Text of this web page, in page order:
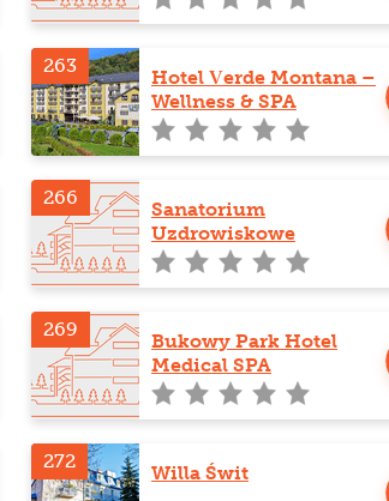
263
Hotel Verde Montana –
Wellness & SPA
266
Sanatorium
Uzdrowiskowe
Gwiazda Gór
269
Bukowy Park Hotel
Medical SPA
272
Willa Świt